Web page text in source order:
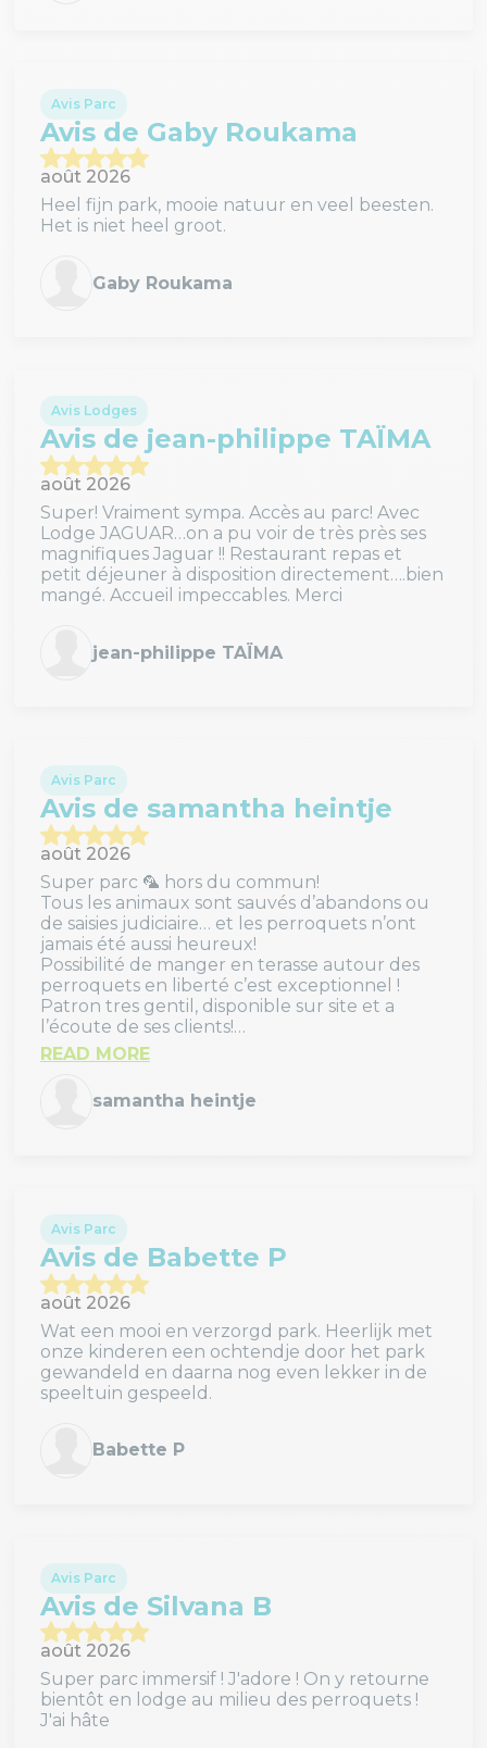
Avis Parc
Avis de Gaby Roukama
août 2026
Heel fijn park, mooie natuur en veel beesten.
Het is niet heel groot.
Gaby Roukama
Avis Lodges
Avis de jean-philippe TAÏMA
août 2026
Super! Vraiment sympa. Accès au parc! Avec
Lodge JAGUAR…on a pu voir de très près ses
magnifiques Jaguar !! Restaurant repas et
petit déjeuner à disposition directement….bien
mangé. Accueil impeccables. Merci
jean-philippe TAÏMA
Avis Parc
Avis de samantha heintje
août 2026
Super parc 🦜 hors du commun!
Tous les animaux sont sauvés d’abandons ou
de saisies judiciaire… et les perroquets n’ont
jamais été aussi heureux!
Possibilité de manger en terasse autour des
perroquets en liberté c’est exceptionnel !
Patron tres gentil, disponible sur site et a
l’écoute de ses clients!
Cela fait deja 2 fois que je profite de ce parc
Je reviendrais!
READ MORE
samantha heintje
Avis Parc
Avis de Babette P
août 2026
Wat een mooi en verzorgd park. Heerlijk met
onze kinderen een ochtendje door het park
gewandeld en daarna nog even lekker in de
speeltuin gespeeld.
Babette P
Avis Parc
Avis de Silvana B
août 2026
Super parc immersif ! J'adore ! On y retourne
bientôt en lodge au milieu des perroquets !
J'ai hâte